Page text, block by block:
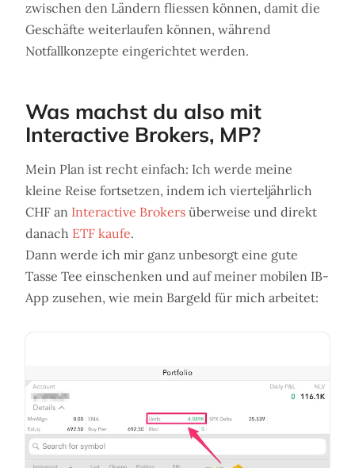
zwischen den Ländern fliessen können, damit die
Geschäfte weiterlaufen können, während
Notfallkonzepte eingerichtet werden.
Was machst du also mit
Interactive Brokers, MP?
Mein Plan ist recht einfach: Ich werde meine
kleine Reise fortsetzen, indem ich vierteljährlich
CHF an Interactive Brokers überweise und direkt
danach ETF kaufe.
Dann werde ich mir ganz unbesorgt eine gute
Tasse Tee einschenken und auf meiner mobilen IB-
App zusehen, wie mein Bargeld für mich arbeitet: